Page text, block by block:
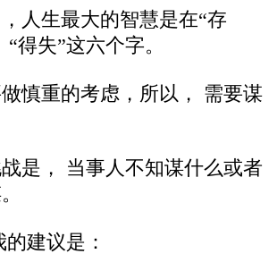
人生最大的智慧是在“存
得失”这六个字。
慎重的考虑，所以， 需要谋
是， 当事人不知谋什么或者
建议是：